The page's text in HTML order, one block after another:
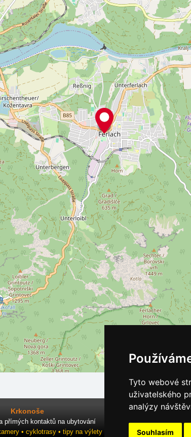
Tyto webové
uživatelského
analýzy
Souhlasím
Krkonoše
přímých kontaktů na ubytování
• cyklotrasy • tipy na výlety